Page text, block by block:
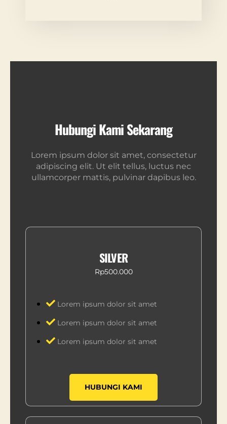
Hubungi Kami Sekarang
Lorem ipsum dolor sit amet, consectetur
adipiscing elit. Ut elit tellus, luctus nec
ullamcorper mattis, pulvinar dapibus leo.
SILVER
Rp500.000
Lorem ipsum dolor sit amet
Lorem ipsum dolor sit amet
Lorem ipsum dolor sit amet
HUBUNGI KAMI